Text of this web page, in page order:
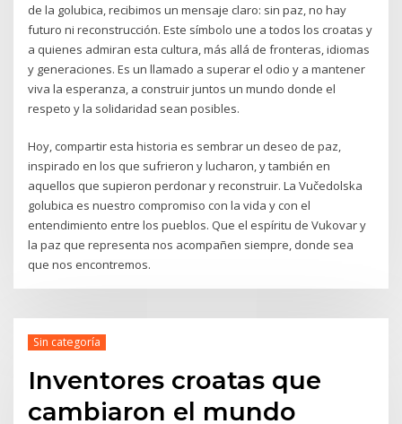
de la golubica, recibimos un mensaje claro: sin paz, no hay
futuro ni reconstrucción. Este símbolo une a todos los croatas y
a quienes admiran esta cultura, más allá de fronteras, idiomas
y generaciones. Es un llamado a superar el odio y a mantener
viva la esperanza, a construir juntos un mundo donde el
respeto y la solidaridad sean posibles.
Hoy, compartir esta historia es sembrar un deseo de paz,
inspirado en los que sufrieron y lucharon, y también en
aquellos que supieron perdonar y reconstruir. La Vučedolska
golubica es nuestro compromiso con la vida y con el
entendimiento entre los pueblos. Que el espíritu de Vukovar y
la paz que representa nos acompañen siempre, donde sea
que nos encontremos.
Sin categoría
Inventores croatas que
cambiaron el mundo